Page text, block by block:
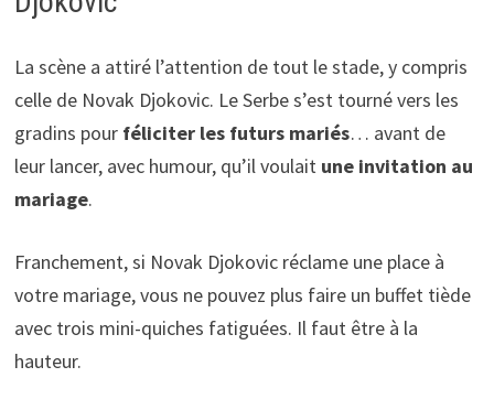
La scène a attiré l’attention de tout le stade, y compris
celle de Novak Djokovic. Le Serbe s’est tourné vers les
gradins pour féliciter les futurs mariés… avant de
leur lancer, avec humour, qu’il voulait une invitation au
mariage.
Franchement, si Novak Djokovic réclame une place à
votre mariage, vous ne pouvez plus faire un buffet tiède
avec trois mini-quiches fatiguées. Il faut être à la
hauteur.